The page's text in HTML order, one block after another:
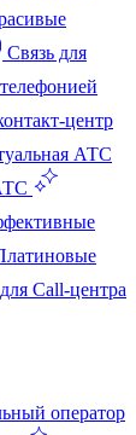
Связь для
АТС
Call-центра
оператор